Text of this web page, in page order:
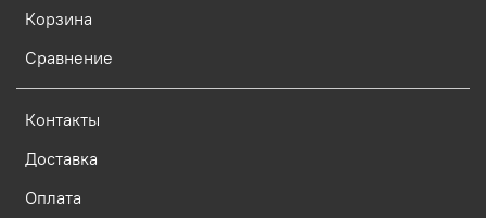
Корзина
Сравнение
Контакты
Доставка
Оплата